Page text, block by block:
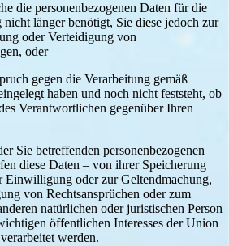
personenbezogenen Daten für die
länger benötigt, Sie diese jedoch zur
oder Verteidigung von
oder
gegen die Verarbeitung gemäß
haben und noch nicht feststeht, ob
Verantwortlichen gegenüber Ihren
Sie betreffenden personenbezogenen
diese Daten – von ihrer Speicherung
Einwilligung oder zur Geltendmachung,
von Rechtsansprüchen oder zum
natürlichen oder juristischen Person
öffentlichen Interesses der Union
werden.